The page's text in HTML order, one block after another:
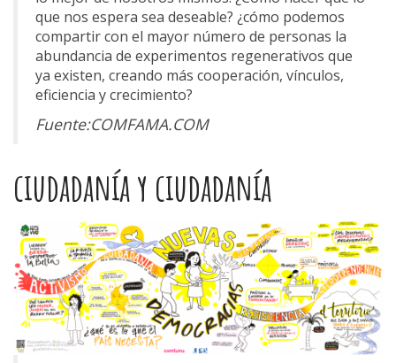
que nos espera sea deseable? ¿cómo podemos
compartir con el mayor número de personas la
abundancia de experimentos regenerativos que
ya existen, creando más cooperación, vínculos,
eficiencia y crecimiento?
Fuente:COMFAMA.COM
ciudadanía y ciudadanía